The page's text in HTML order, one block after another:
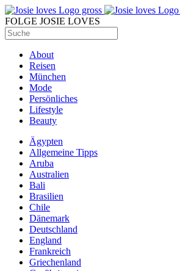
FOLGE JOSIE LOVES
About
Reisen
München
Mode
Persönliches
Lifestyle
Beauty
Ägypten
Allgemeine Tipps
Aruba
Australien
Bali
Brasilien
Chile
Dänemark
Deutschland
England
Frankreich
Griechenland